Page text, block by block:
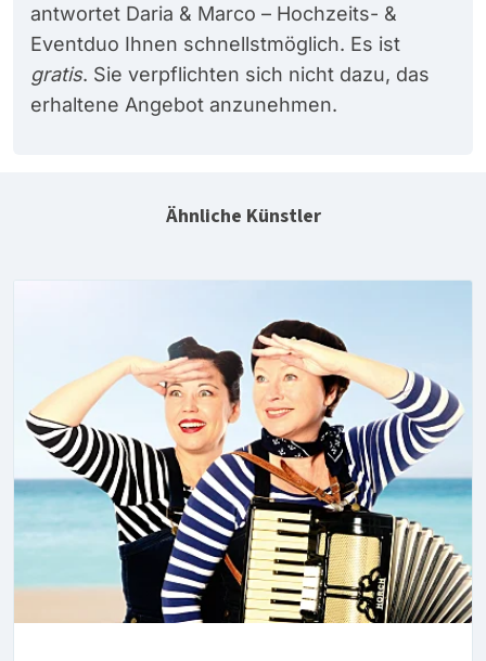
antwortet Daria & Marco – Hochzeits- &
Eventduo Ihnen schnellstmöglich. Es ist
gratis. Sie verpflichten sich nicht dazu, das
erhaltene Angebot anzunehmen.
Ähnliche Künstler